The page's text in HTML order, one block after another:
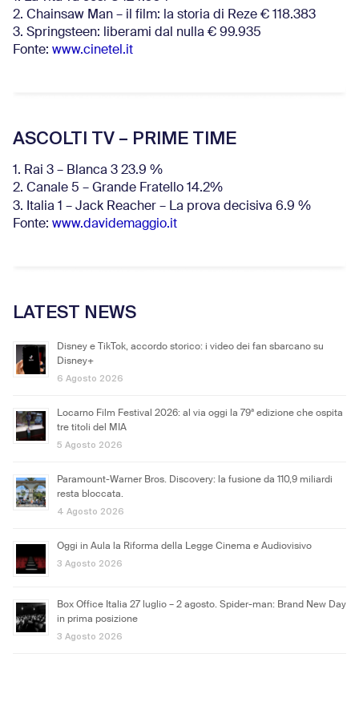
2. Chainsaw Man – il film: la storia di Reze € 118.383
3. Springsteen: liberami dal nulla € 99.935
Fonte: www.cinetel.it
ASCOLTI TV – PRIME TIME
1. Rai 3 – Blanca 3 23.9 %
2. Canale 5 – Grande Fratello 14.2%
3. Italia 1 – Jack Reacher – La prova decisiva 6.9 %
Fonte: www.davidemaggio.it
LATEST NEWS
Disney e TikTok, accordo storico: i video dei fan sbarcano su
Disney+
6 Agosto 2026
Locarno Film Festival 2026: al via oggi la 79ª edizione che ospita
tre titoli del MIA
5 Agosto 2026
Paramount-Warner Bros. Discovery: la fusione da 110,9 miliardi
resta bloccata.
4 Agosto 2026
Oggi in Aula la Riforma della Legge Cinema e Audiovisivo
3 Agosto 2026
Box Office Italia 27 luglio – 2 agosto. Spider-man: Brand New Day
in prima posizione
3 Agosto 2026